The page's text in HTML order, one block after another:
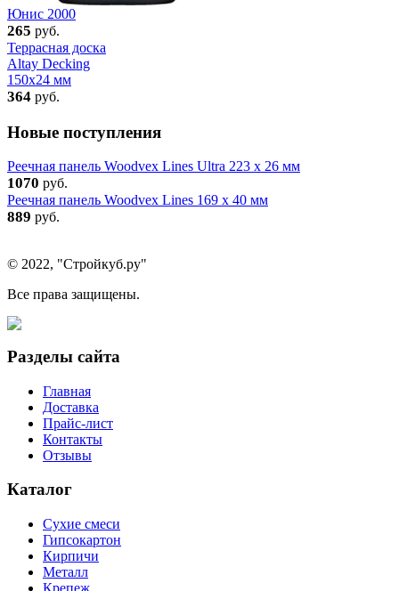
Юнис 2000
265 руб.
Террасная доска
Altay Decking
150х24 мм
364 руб.
Новые поступления
Реечная панель Woodvex Lines Ultra 223 x 26 мм
1070 руб.
Реечная панель Woodvex Lines 169 x 40 мм
889 руб.
© 2022, "Стройкуб.ру"
Все права защищены.
Разделы сайта
Главная
Доставка
Прайс-лист
Контакты
Отзывы
Каталог
Сухие смеси
Гипсокартон
Кирпичи
Металл